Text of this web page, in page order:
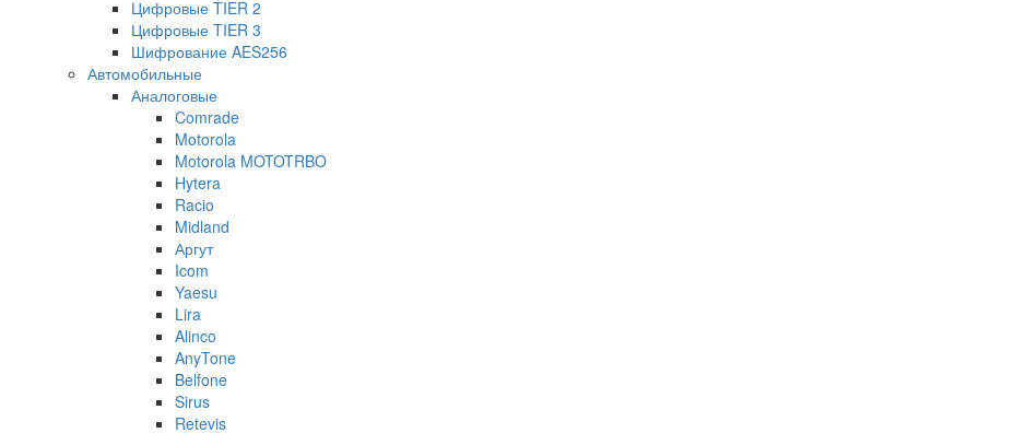
Цифровые TIER 2
Цифровые TIER 3
Шифрование AES256
Автомобильные
Аналоговые
Comrade
Motorola
Motorola MOTOTRBO
Hytera
Racio
Midland
Аргут
Icom
Yaesu
Lira
Alinco
AnyTone
Belfone
Sirus
Retevis